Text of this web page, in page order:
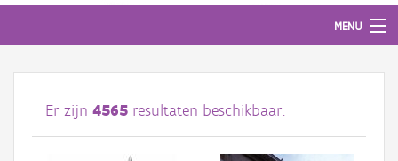
MENU
Afbeeldingen
#BeeldIndeKijker
Er zijn 4565 resultaten beschikbaar.